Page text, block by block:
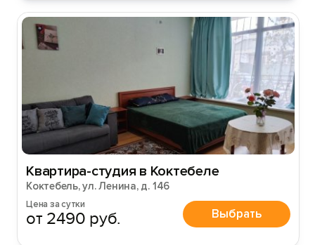
Квартира-студия в Коктебеле
Коктебель, ул. Ленина, д. 146
Цена за сутки
от 2490 руб. Выбрать